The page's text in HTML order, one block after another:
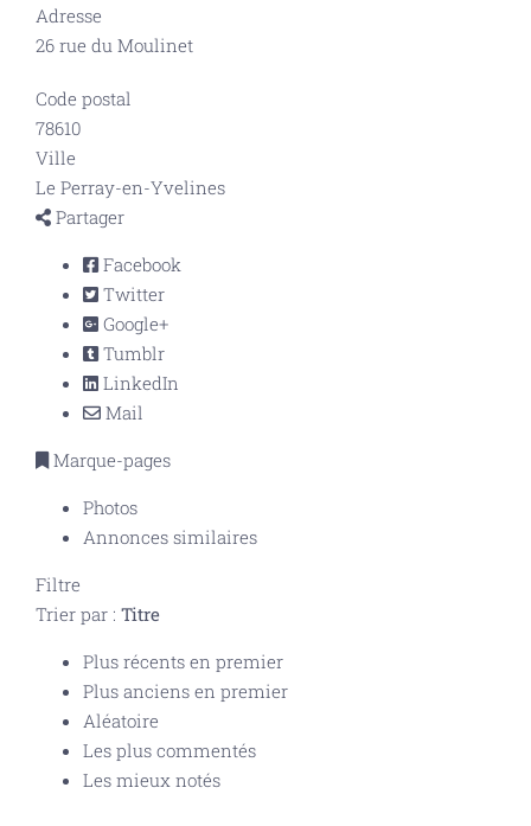
Adresse
26 rue du Moulinet
Code postal
78610
Ville
Le Perray-en-Yvelines
Partager
Facebook
Twitter
Google+
Tumblr
LinkedIn
Mail
Marque-pages
Photos
Annonces similaires
Filtre
Trier par : Titre
Plus récents en premier
Plus anciens en premier
Aléatoire
Les plus commentés
Les mieux notés